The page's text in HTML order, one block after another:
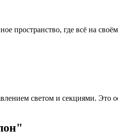
пространство, где всё на
светом и секциями. Это